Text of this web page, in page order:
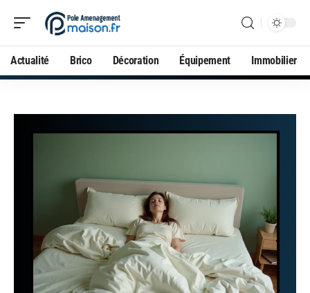
Actualité Brico Décoration Équipement Immobilier